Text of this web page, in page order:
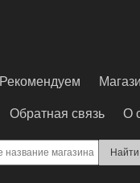
Рекомендуем
Обратная связь О